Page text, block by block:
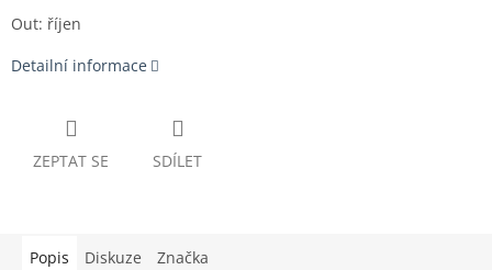
Out: říjen
Detailní informace
ZEPTAT SE SDÍLET
Popis Diskuze Značka